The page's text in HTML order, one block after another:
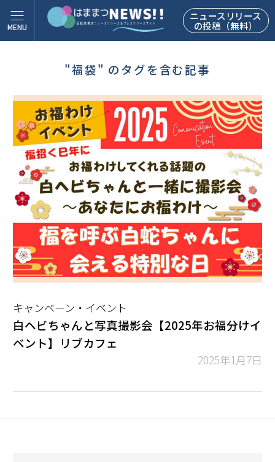
ニュースリリース
の投稿（無料）
"福袋" のタグを含む記事
キャンペーン・イベント
白ヘビちゃんと写真撮影会【2025年お福分けイ
ベント】リブカフェ
2025年1月7日